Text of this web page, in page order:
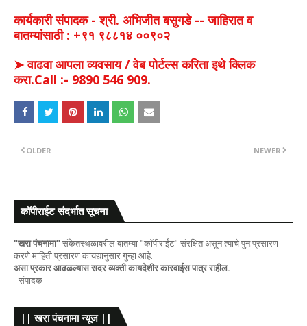
कार्यकारी संपादक - श्री. अभिजीत बसुगडे -- जाहिरात व
बातम्यांसाठी : +९१ ९८८१४ ००९०२
➤ वाढवा आपला व्यवसाय / वेब पोर्टल्स करिता इथे क्लिक
करा.Call :- 9890 546 909.
NEWER
OLDER
कॉपीराईट संदर्भात सूचना
"खरा पंचनामा"संकेतस्थळावरील बातम्या "कॉपीराईट" संरक्षित असून त्याचे पुन:प्रसारण
करणे माहिती प्रसारण कायद्यानुसार गुन्हा आहे.
असा प्रकार आढळल्यास सदर व्यक्ती कायदेशीर कारवाईस पात्र राहील.
- संपादक
|| खरा पंचनामा न्यूज ||